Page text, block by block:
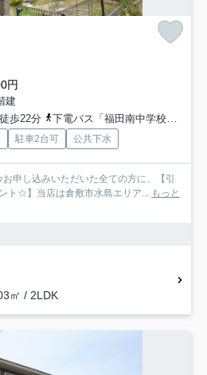
円
建
歩22分
下電バス「福田南中学校前」バス停下車 徒歩8分
駐車2台可 公共下水
申し込みいただいた全ての方に、【引
ト☆】当店は倉敷市水島エリア... もっと
㎡ / 2LDK